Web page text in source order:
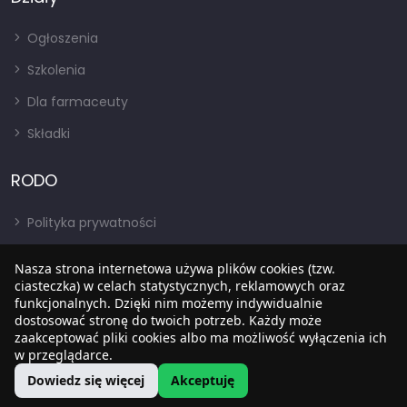
Ogłoszenia
Szkolenia
Dla farmaceuty
Składki
RODO
Polityka prywatności
RODO
BIP
Copyright © 2022 SIA. Wszystkie prawa zastrzezone.
Nasza strona internetowa używa plików cookies (tzw.
ciasteczka) w celach statystycznych, reklamowych oraz
funkcjonalnych. Dzięki nim możemy indywidualnie
dostosować stronę do twoich potrzeb. Każdy może
zaakceptować pliki cookies albo ma możliwość wyłączenia ich
w przeglądarce.
Dowiedz się więcej
Akceptuję